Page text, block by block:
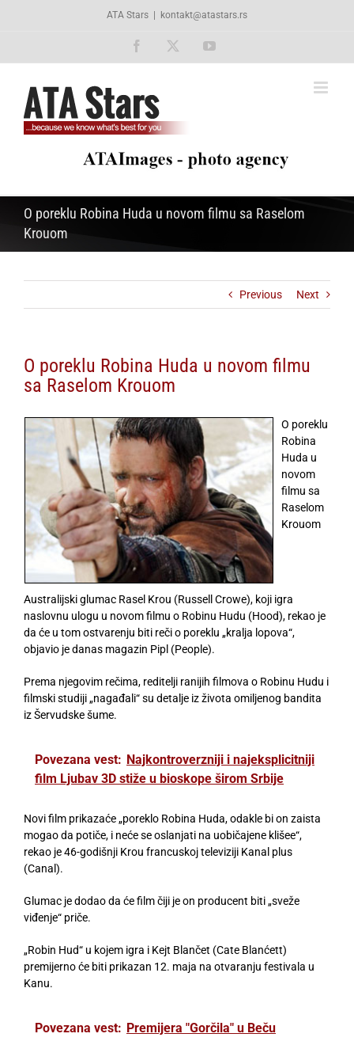
ATA Stars kontakt@atastars.rs
Facebook YouTube
O poreklu Robina Huda u novom filmu sa Raselom
Krouom
Previous Next
O poreklu Robina Huda u novom filmu
sa Raselom Krouom
O poreklu
Robina
Huda u
novom
filmu sa
Raselom
Krouom
Australijski glumac Rasel Krou (Russell Crowe), koji igra
naslovnu ulogu u novom filmu o Robinu Hudu (Hood), rekao je
da će u tom ostvarenju biti reči o poreklu „kralja lopova“,
objavio je danas magazin Pipl (People).
Prema njegovim rečima, reditelji ranijih filmova o Robinu Hudu i
filmski studiji „nagađali“ su detalje iz života omiljenog bandita
iz Šervudske šume.
Povezana vest: Najkontroverzniji i najeksplicitniji
film Ljubav 3D stiže u bioskope širom Srbije
Novi film prikazaće „poreklo Robina Huda, odakle bi on zaista
mogao da potiče, i neće se oslanjati na uobičajene klišee“,
rekao je 46-godišnji Krou francuskoj televiziji Kanal plus
(Canal).
Glumac je dodao da će film čiji je on producent biti „sveže
viđenje“ priče.
„Robin Hud“ u kojem igra i Kejt Blančet (Cate Blanćett)
premijerno će biti prikazan 12. maja na otvaranju festivala u
Kanu.
Povezana vest: Premijera "Gorčila" u Beču